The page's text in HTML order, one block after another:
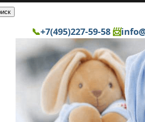
📞+7(495)227-59-58 📨